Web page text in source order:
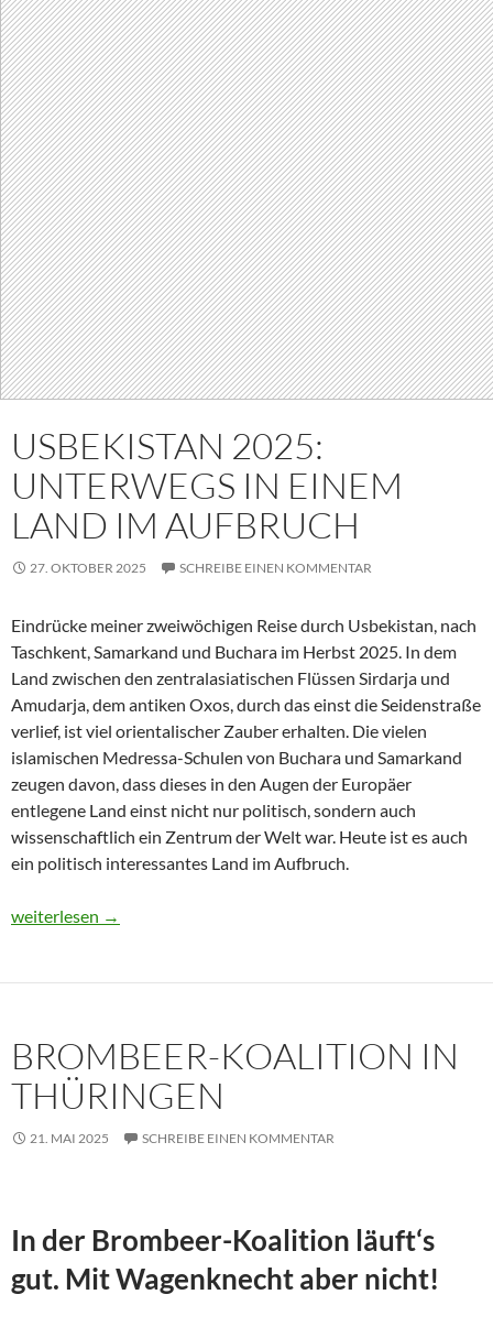
USBEKISTAN 2025:
UNTERWEGS IN EINEM
LAND IM AUFBRUCH
27. OKTOBER 2025 SCHREIBE EINEN KOMMENTAR
Eindrücke meiner zweiwöchigen Reise durch Usbekistan, nach
Taschkent, Samarkand und Buchara im Herbst 2025. In dem
Land zwischen den zentralasiatischen Flüssen Sirdarja und
Amudarja, dem antiken Oxos, durch das einst die Seidenstraße
verlief, ist viel orientalischer Zauber erhalten. Die vielen
islamischen Medressa-Schulen von Buchara und Samarkand
zeugen davon, dass dieses in den Augen der Europäer
entlegene Land einst nicht nur politisch, sondern auch
wissenschaftlich ein Zentrum der Welt war. Heute ist es auch
ein politisch interessantes Land im Aufbruch.
Usbekistan 2025: Unterwegs in einem Land im Aufbruch
weiterlesen →
BROMBEER-KOALITION IN
THÜRINGEN
21. MAI 2025 SCHREIBE EINEN KOMMENTAR
In der Brombeer-Koalition läuft‘s
gut. Mit Wagenknecht aber nicht!